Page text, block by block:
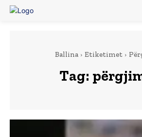
Ballina Etiketimet
Tag: